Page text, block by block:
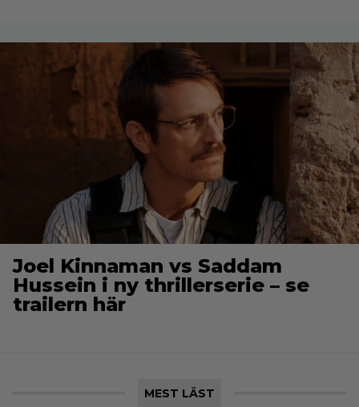
Joel Kinnaman vs Saddam
Hussein i ny thrillerserie – se
trailern här
MEST LÄST